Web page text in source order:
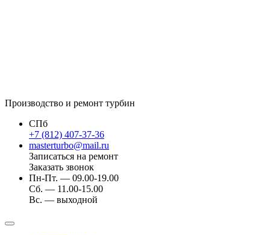
Производство и ремонт турбин
СПб
+7 (812) 407-37-36
masterturbo@mail.ru
Записаться на ремонт
Заказать звонок
Пн-Пт. — 09.00-19.00
Сб. — 11.00-15.00
Вс. — выходной